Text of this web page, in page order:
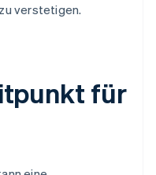
verstetigen.
für